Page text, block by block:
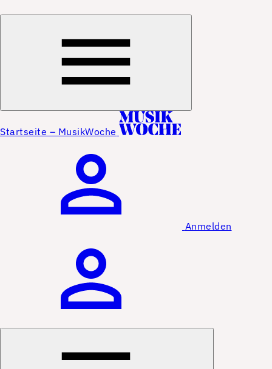
Startseite – MusikWoche
Anmelden